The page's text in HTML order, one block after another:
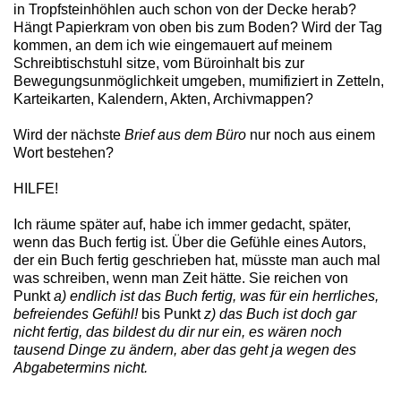
in Tropfsteinhöhlen auch schon von der Decke herab?
Hängt Papierkram von oben bis zum Boden? Wird der Tag
kommen, an dem ich wie eingemauert auf meinem
Schreibtischstuhl sitze, vom Büroinhalt bis zur
Bewegungsunmöglichkeit umgeben, mumifiziert in Zetteln,
Karteikarten, Kalendern, Akten, Archivmappen?
Wird der nächste Brief aus dem Büro nur noch aus einem
Wort bestehen?
HILFE!
Ich räume später auf, habe ich immer gedacht, später,
wenn das Buch fertig ist. Über die Gefühle eines Autors,
der ein Buch fertig geschrieben hat, müsste man auch mal
was schreiben, wenn man Zeit hätte. Sie reichen von
Punkta) endlich ist das Buch fertig, was für ein herrliches,
befreiendes Gefühl!bis Punktz) das Buch ist doch gar
nicht fertig, das bildest du dir nur ein, es wären noch
tausend Dinge zu ändern, aber das geht ja wegen des
Abgabetermins nicht.